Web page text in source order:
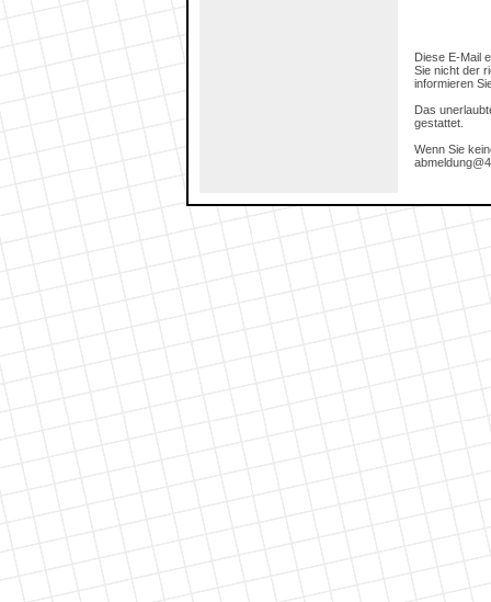
Diese E-Mail
Sie nicht der
informieren
Das
gestattet.
Wenn Sie